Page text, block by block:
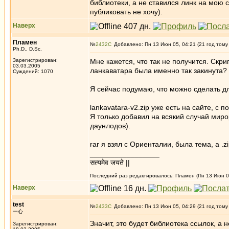
библиотеки, а не ставился линк на мою
публиковать не хочу).
Наверх
Пламен
Ph.D., D.Sc.
Зарегистрирован:
03.03.2005
Суждений: 1070
№2432 Добавлено: Пн 13 Июн 05, 04:21 (21 год тому
Мне кажется, что так не получится.
ланкаватара была именно так закинута?
Я сейчас подумаю, что можно сделать
lankavatara-v2.zip уже есть на сайте, с
Я только добавил на всякий случай
даунлодов).
rar я взял с Ориенталии, была тема, а
सत्यमेव जयते ||
Последний раз редактировалось: Пламен (Пн 13 Июн
Наверх
test
一心
Зарегистрирован:
№2433 Добавлено: Пн 13 Июн 05, 04:29 (21 год тому
Значит, это будет библиотека ссылок, а